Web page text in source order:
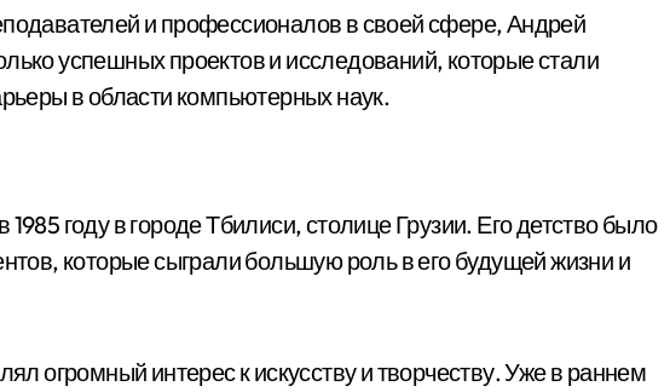
и профессионалов в своей сфере, Андрей
успешных проектов и исследований, которые стали
в области компьютерных наук.
году в городе Тбилиси, столице Грузии. Его детство было
которые сыграли большую роль в его будущей жизни и
огромный интерес к искусству и творчеству. Уже в раннем